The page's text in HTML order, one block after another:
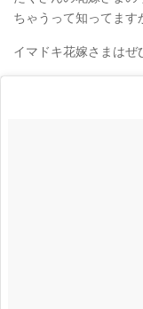
ちゃうって知ってます
イマドキ花嫁さまはぜ